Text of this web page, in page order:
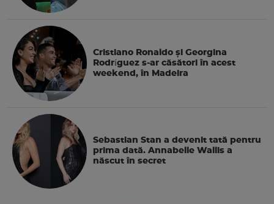
Cristiano Ronaldo și Georgina
Rodríguez s-ar căsători în acest
weekend, în Madeira
Sebastian Stan a devenit tată pentru
prima dată. Annabelle Wallis a
născut în secret